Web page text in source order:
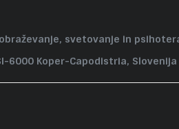
svetovanje in
6000 Koper-Capodistria, Slovenija